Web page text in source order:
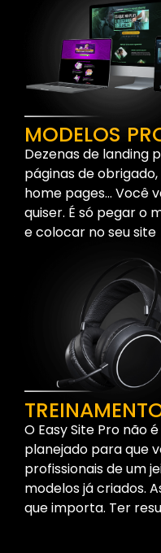
MODELOS
Dezenas de landing
páginas de
home pages… Você
quiser. É só pegar o
e colocar no seu site
O Easy Site Pro não
planejado para que
profissionais de um
modelos já criados.
que importa. Ter